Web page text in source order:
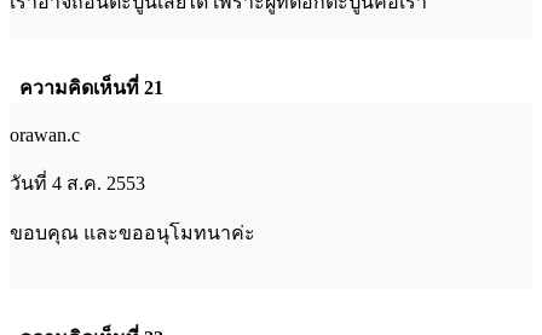
ความคิดเห็นที่ 21
orawan.c
วันที่ 4 ส.ค. 2553
ขอบคุณ และขออนุโมทนาค่ะ